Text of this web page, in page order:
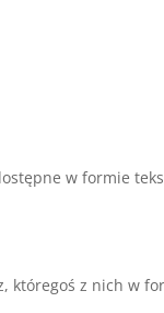
w formie
któregoś z nich w